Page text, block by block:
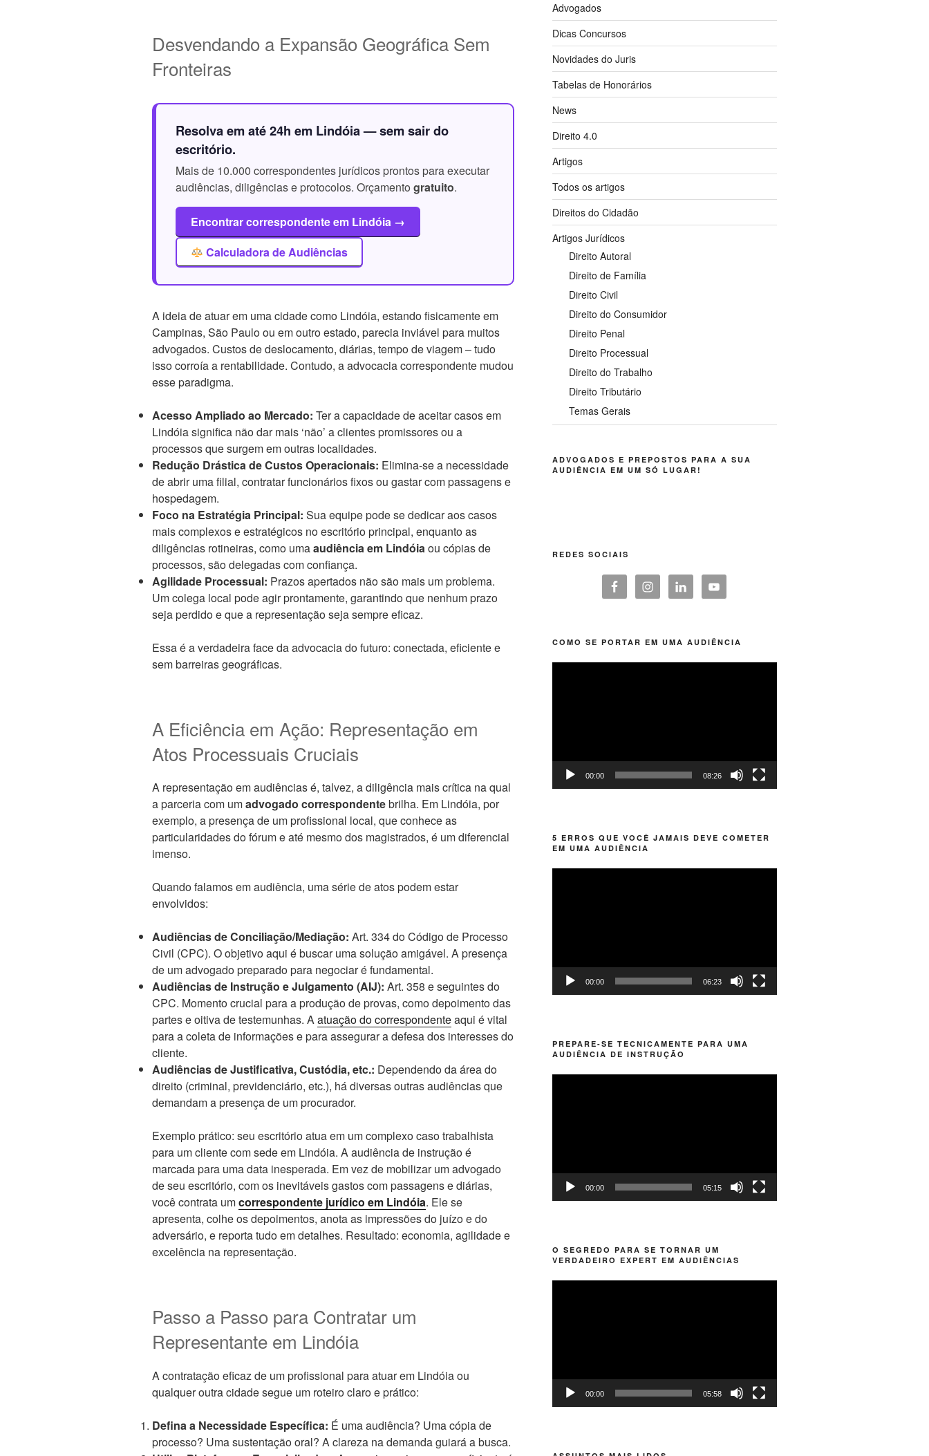
Desvendando a Expansão Geográfica Sem
Fronteiras
Resolva em até 24h em Lindóia — sem sair do
escritório.
Mais de 10.000 correspondentes jurídicos prontos para executar
audiências, diligências e protocolos. Orçamento gratuito.
Encontrar correspondente em Lindóia →
Calculadora de Audiências
A ideia de atuar em uma cidade como Lindóia, estando fisicamente em
Campinas, São Paulo ou em outro estado, parecia inviável para muitos
advogados. Custos de deslocamento, diárias, tempo de viagem – tudo
isso corroía a rentabilidade. Contudo, a advocacia correspondente mudou
esse paradigma.
Acesso Ampliado ao Mercado: Ter a capacidade de aceitar casos em
Lindóia significa não dar mais ‘não’ a clientes promissores ou a
processos que surgem em outras localidades.
Redução Drástica de Custos Operacionais: Elimina-se a necessidade
de abrir uma filial, contratar funcionários fixos ou gastar com passagens e
hospedagem.
Foco na Estratégia Principal: Sua equipe pode se dedicar aos casos
mais complexos e estratégicos no escritório principal, enquanto as
diligências rotineiras, como umaaudiência em Lindóiaou cópias de
processos, são delegadas com confiança.
Agilidade Processual: Prazos apertados não são mais um problema.
Um colega local pode agir prontamente, garantindo que nenhum prazo
seja perdido e que a representação seja sempre eficaz.
Essa é a verdadeira face da advocacia do futuro: conectada, eficiente e
sem barreiras geográficas.
A Eficiência em Ação: Representação em
Atos Processuais Cruciais
A representação em audiências é, talvez, a diligência mais crítica na qual
a parceria com umadvogado correspondentebrilha. Em Lindóia, por
exemplo, a presença de um profissional local, que conhece as
particularidades do fórum e até mesmo dos magistrados, é um diferencial
imenso.
Quando falamos em audiência, uma série de atos podem estar
envolvidos:
Audiências de Conciliação/Mediação: Art. 334 do Código de Processo
Civil (CPC). O objetivo aqui é buscar uma solução amigável. A presença
de um advogado preparado para negociar é fundamental.
Audiências de Instrução e Julgamento (AIJ): Art. 358 e seguintes do
CPC. Momento crucial para a produção de provas, como depoimento das
partes e oitiva de testemunhas. Aatuação do correspondenteaqui é vital
para a coleta de informações e para assegurar a defesa dos interesses do
cliente.
Audiências de Justificativa, Custódia, etc.: Dependendo da área do
direito (criminal, previdenciário, etc.), há diversas outras audiências que
demandam a presença de um procurador.
Exemplo prático: seu escritório atua em um complexo caso trabalhista
para um cliente com sede em Lindóia. A audiência de instrução é
marcada para uma data inesperada. Em vez de mobilizar um advogado
de seu escritório, com os inevitáveis gastos com passagens e diárias,
você contrata umcorrespondente jurídico em Lindóia. Ele se
apresenta, colhe os depoimentos, anota as impressões do juízo e do
adversário, e reporta tudo em detalhes. Resultado: economia, agilidade e
excelência na representação.
Passo a Passo para Contratar um
Representante em Lindóia
A contratação eficaz de um profissional para atuar em Lindóia ou
qualquer outra cidade segue um roteiro claro e prático:
Defina a Necessidade Específica: É uma audiência? Uma cópia de
processo? Uma sustentação oral? A clareza na demanda guiará a busca.
Advogados
Dicas Concursos
Novidades do Juris
Tabelas de Honorários
News
Direito 4.0
Artigos
Todos os artigos
Direitos do Cidadão
Artigos Jurídicos
Direito Autoral
Direito de Família
Direito Civil
Direito do Consumidor
Direito Penal
Direito Processual
Direito do Trabalho
Direito Tributário
Temas Gerais
ADVOGADOS E PREPOSTOS PARA A SUA
AUDIÊNCIA EM UM SÓ LUGAR!
REDES SOCIAIS
COMO SE PORTAR EM UMA AUDIÊNCIA
00:00 08:26
5 ERROS QUE VOCÊ JAMAIS DEVE COMETER
EM UMA AUDIÊNCIA
00:00 06:23
PREPARE-SE TECNICAMENTE PARA UMA
AUDIÊNCIA DE INSTRUÇÃO
00:00 05:15
O SEGREDO PARA SE TORNAR UM
VERDADEIRO EXPERT EM AUDIÊNCIAS
00:00 05:58